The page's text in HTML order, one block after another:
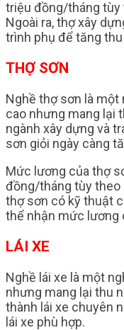
triệu đồng/tháng tùy
Ngoài ra, thợ xây
trình phụ để tăng
THỢ SƠN
Nghề thợ sơn là một
cao nhưng mang lại
ngành xây dựng và
sơn giỏi ngày càng
Mức lương của thợ
đồng/tháng tùy theo
thợ sơn có kỹ thuật
thể nhận mức lương
LÁI XE
Nghề lái xe là một
nhưng mang lại thu
thành lái xe chuyên
lái xe phù hợp.